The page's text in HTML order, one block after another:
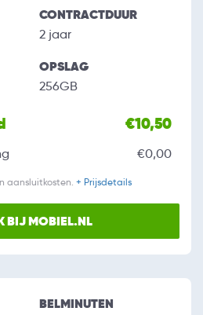
CONTRACTDUUR
2 jaar
OPSLAG
256GB
€10,50
€0,00
aansluitkosten. + Prijsdetails
BIJ MOBIEL.NL
BELMINUTEN